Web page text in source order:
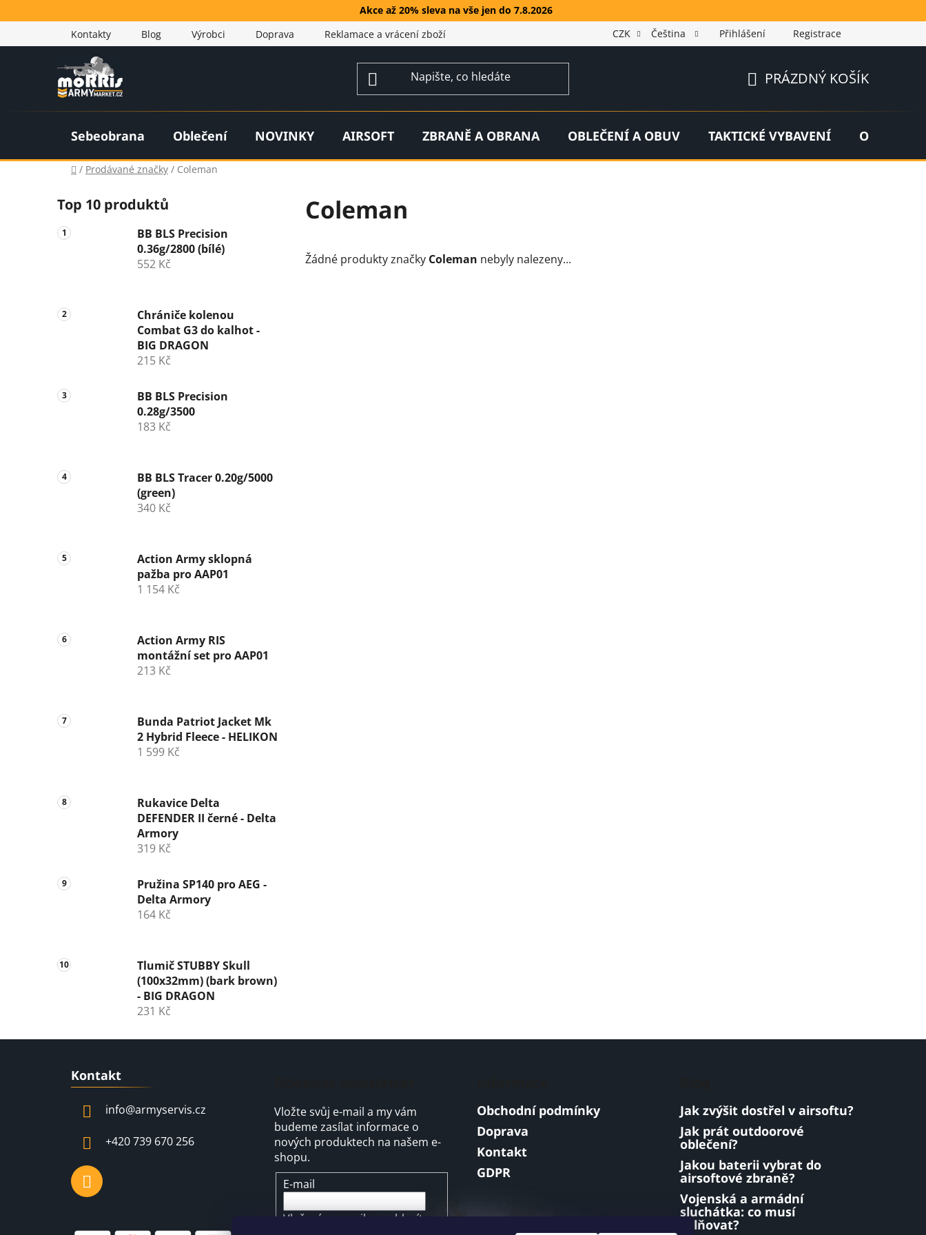
na
Akce až 20% sleva na vše jen do 7.8.2026
Kontakty
Blog Výrobci Doprava Reklamace a vrácení zboží CZK Čeština Přihlášení Registrace
KOŠÍK
PRÁZDNÝ KOŠÍK
Sebeobrana Oblečení NOVINKY AIRSOFT ZBRANĚ A OBRANA OBLEČENÍ A OBUV TAKTICKÉ VYBAVENÍ OUTDOOR
Domů
/ Prodávané značky / Coleman
o
s
t
n
n
e
Top 10 produktů
BB BLS Precision
0.36g/2800 (bílé)
552 Kč
Chrániče kolenou
Combat G3 do kalhot -
BIG DRAGON
215 Kč
BB BLS Precision
0.28g/3500
183 Kč
BB BLS Tracer 0.20g/5000
(green)
340 Kč
Action Army sklopná
pažba pro AAP01
1 154 Kč
Action Army RIS
montážní set pro AAP01
213 Kč
Bunda Patriot Jacket Mk
2 Hybrid Fleece - HELIKON
1 599 Kč
Rukavice Delta
DEFENDER II černé - Delta
Armory
319 Kč
Pružina SP140 pro AEG -
Delta Armory
164 Kč
Tlumič STUBBY Skull
(100x32mm) (bark brown)
- BIG DRAGON
231 Kč
Coleman
Žádné produkty značky Coleman nebyly nalezeny...
Kontakt
info@armyservis.cz
+420 739 670 256
Vložte svůj e-mail a my vám
budeme zasílat informace o
nových produktech na našem e-
shopu.
E-mail
Vložením e-mailu souhlasíte s
Obchodní podmínky
Doprava
Kontakt
GDPR
Jak zvýšit dostřel v airsoftu?
Jak prát outdoorové
oblečení?
Jakou baterii vybrat do
airsoftové zbraně?
Vojenská a armádní
sluchátka: co musí
splňovat?